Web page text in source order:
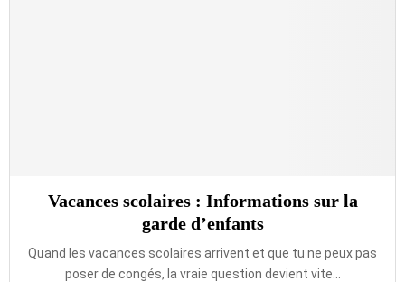
Vacances scolaires : Informations sur la
garde d’enfants
Quand les vacances scolaires arrivent et que tu ne peux pas
poser de congés, la vraie question devient vite...